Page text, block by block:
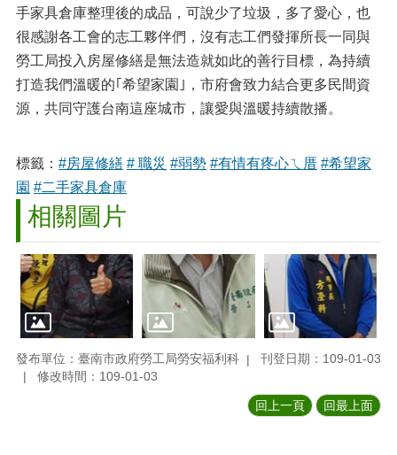
手家具倉庫整理後的成品，可說少了垃圾，多了愛心，也
很感謝各工會的志工夥伴們，沒有志工們發揮所長一同與
勞工局投入房屋修繕是無法造就如此的善行目標，為持續
打造我們溫暖的｢希望家園｣，市府會致力結合更多民間資
源，共同守護台南這座城市，讓愛與溫暖持續散播。
標籤： #房屋修繕 # 職災 #弱勢 #有情有疼心ㄟ厝 #希望家
園 #二手家具倉庫
相關圖片
發布單位：臺南市政府勞工局勞安福利科
刊登日期：109-01-03
修改時間：109-01-03
回上一頁 回最上面